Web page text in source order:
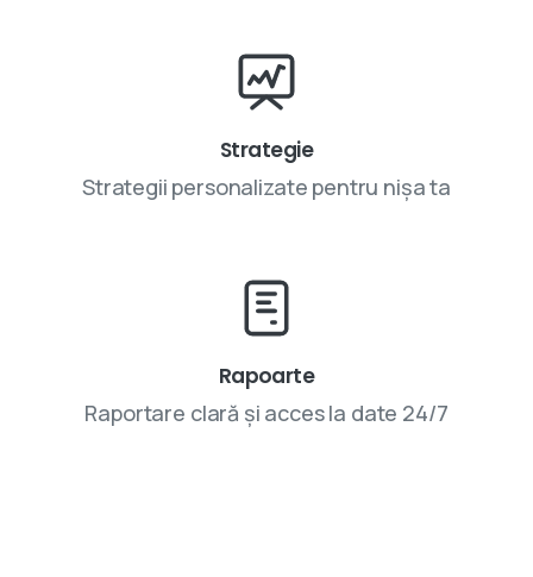
Strategie
Strategii personalizate pentru nișa ta
Rapoarte
Raportare clară și acces la date 24/7